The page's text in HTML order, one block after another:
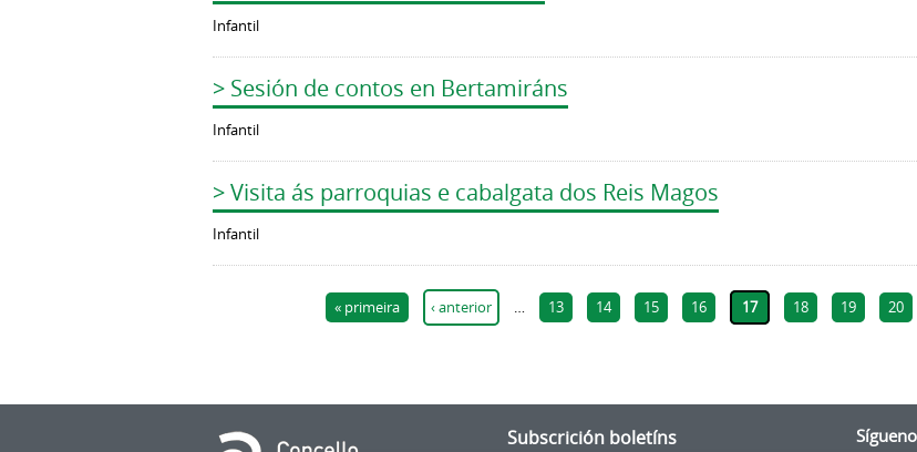
Infantil
> Sesión de contos en Bertamiráns
Infantil
> Visita ás parroquias e cabalgata dos Reis Magos
Infantil
« primeira ‹ anterior … 13 14 15 16 17 18 19 20
Subscrición boletíns